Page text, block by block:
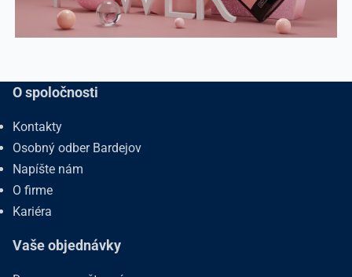
O spoločnosti
Kontakty
Osobný odber Bardejov
Napíšte nám
O firme
Kariéra
Vaše objednávky